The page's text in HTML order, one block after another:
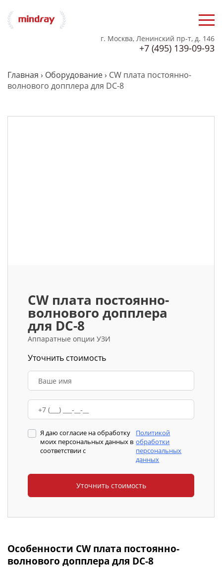
г. Москва, Ленинский пр-т, д. 146
+7 (495) 139-09-93
Главная › Оборудование › CW плата постоянно-
волнового допплера для DC-8
CW плата постоянно-
волнового допплера
для DC-8
Аппаратные опции УЗИ
Уточнить стоимость
Я даю согласие на обработку
моих персональных данных в
соответствии с
Политикой
обработки
персональных
данных
Особенности CW плата постоянно-
волнового допплера для DC-8